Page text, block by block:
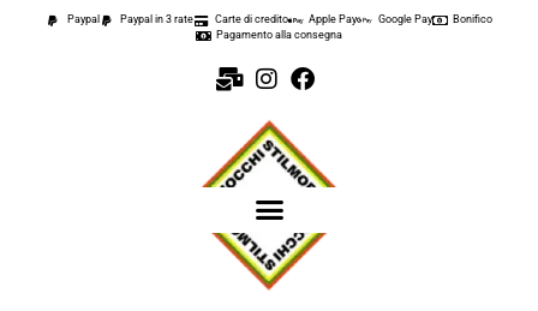
contenuto
Paypal Paypal in 3 rate Carte di credito Apple Pay Google Pay
Bonifico
Pagamento alla consegna